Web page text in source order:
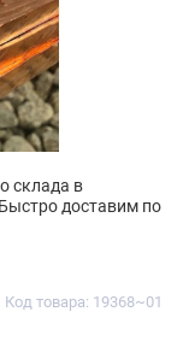
Код товара: 19368~01
склада в
доставим по